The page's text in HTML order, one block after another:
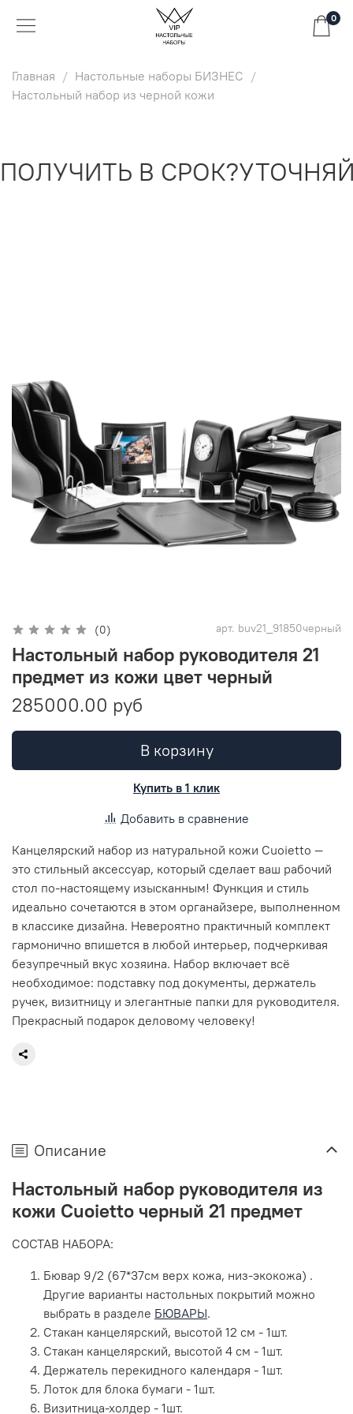
0
Главная
Настольные наборы БИЗНЕС
Настольный набор из черной кожи
В СРОК?
(0) арт. buv21_91850черный
Настольный набор руководителя 21
предмет из кожи цвет черный
285000.00 руб
В корзину
Купить в 1 клик
Добавить в сравнение
Канцелярский набор из натуральной кожи Cuoietto —
это стильный аксессуар, который сделает ваш рабочий
стол по-настоящему изысканным! Функция и стиль
идеально сочетаются в этом органайзере, выполненном
в классике дизайна. Невероятно практичный комплект
гармонично впишется в любой интерьер, подчеркивая
безупречный вкус хозяина. Набор включает всё
необходимое: подставку под документы, держатель
ручек, визитницу и элегантные папки для руководителя.
Прекрасный подарок деловому человеку!
Описание
Настольный набор руководителя из
кожи Cuoietto черный 21 предмет
СОСТАВ НАБОРА:
Бювар 9/2 (67*37см верх кожа, низ-экокожа) .
Другие варианты настольных покрытий можно
выбрать в разделе БЮВАРЫ.
Стакан канцелярский, высотой 12 см - 1шт.
Стакан канцелярский, высотой 4 см - 1шт.
Держатель перекидного календаря - 1шт.
Лоток для блока бумаги - 1шт.
Визитница-холдер - 1шт.